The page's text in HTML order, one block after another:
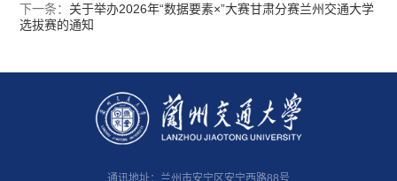
下一条： 关于举办2026年“数据要素×”大赛甘肃分赛兰州交通大学
选拔赛的通知